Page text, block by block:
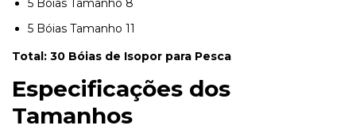
5 Bóias Tamanho 8
5 Bóias Tamanho 11
Total: 30 Bóias de Isopor para Pesca
Especificações dos
Tamanhos